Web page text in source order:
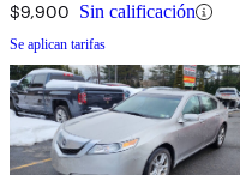
$9,900 Sin calificación
Se aplican tarifas